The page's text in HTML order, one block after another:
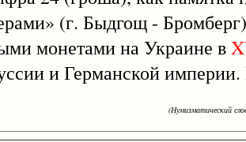
(г. Быдгощ -
монетами на Украине в
и Германской империи.
(Нумизматический